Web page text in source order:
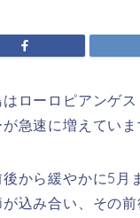
ローロピアンゲ
急速に増えていま
から緩やかに5
込み合い、その